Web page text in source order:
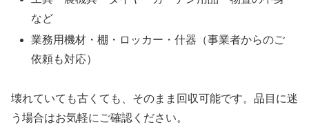
など
業務用機材・棚・ロッカー・什器（事業者からのご
依頼も対応）
壊れていても古くても、そのまま回収可能です。品目に迷
う場合はお気軽にご確認ください。